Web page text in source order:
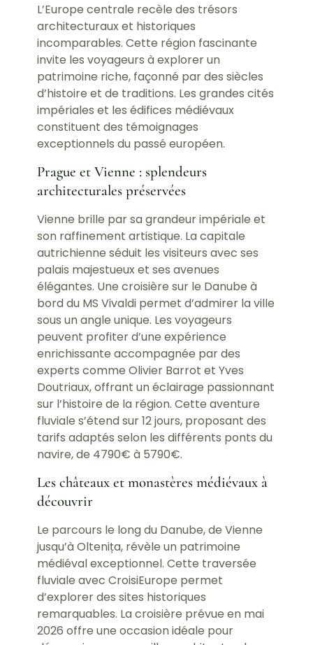
L’Europe centrale recèle des trésors
architecturaux et historiques
incomparables. Cette région fascinante
invite les voyageurs à explorer un
patrimoine riche, façonné par des siècles
d’histoire et de traditions. Les grandes cités
impériales et les édifices médiévaux
constituent des témoignages
exceptionnels du passé européen.
Prague et Vienne : splendeurs
architecturales préservées
Vienne brille par sa grandeur impériale et
son raffinement artistique. La capitale
autrichienne séduit les visiteurs avec ses
palais majestueux et ses avenues
élégantes. Une croisière sur le Danube à
bord du MS Vivaldi permet d’admirer la ville
sous un angle unique. Les voyageurs
peuvent profiter d’une expérience
enrichissante accompagnée par des
experts comme Olivier Barrot et Yves
Doutriaux, offrant un éclairage passionnant
sur l’histoire de la région. Cette aventure
fluviale s’étend sur 12 jours, proposant des
tarifs adaptés selon les différents ponts du
navire, de 4790€ à 5790€.
Les châteaux et monastères médiévaux à
découvrir
Le parcours le long du Danube, de Vienne
jusqu’à Oltenița, révèle un patrimoine
médiéval exceptionnel. Cette traversée
fluviale avec CroisiEurope permet
d’explorer des sites historiques
remarquables. La croisière prévue en mai
2026 offre une occasion idéale pour